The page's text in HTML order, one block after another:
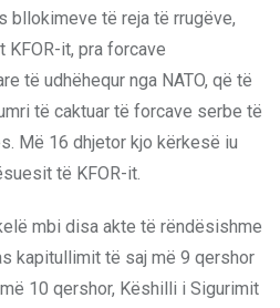
bllokimeve të reja të rrugëve,
KFOR-it, pra forcave
të udhëhequr nga NATO, që të
të caktuar të forcave serbe të
Më 16 dhjetor kjo kërkesë iu
të KFOR-it.
mbi disa akte të rëndësishme
kapitullimit të saj më 9 qershor
10 qershor, Këshilli i Sigurimit